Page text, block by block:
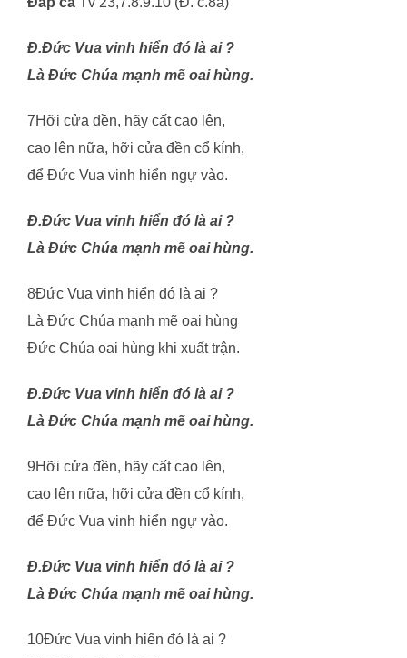
Đ.Đức Vua vinh hiển đó là ai ?
Là Đức Chúa mạnh mẽ oai hùng.
7Hỡi cửa đền, hãy cất cao lên,
cao lên nữa, hỡi cửa đền cổ kính,
để Đức Vua vinh hiển ngự vào.
Đ.Đức Vua vinh hiển đó là ai ?
Là Đức Chúa mạnh mẽ oai hùng.
8Đức Vua vinh hiển đó là ai ?
Là Đức Chúa mạnh mẽ oai hùng
Đức Chúa oai hùng khi xuất trận.
Đ.Đức Vua vinh hiển đó là ai ?
Là Đức Chúa mạnh mẽ oai hùng.
9Hỡi cửa đền, hãy cất cao lên,
cao lên nữa, hỡi cửa đền cổ kính,
để Đức Vua vinh hiển ngự vào.
Đ.Đức Vua vinh hiển đó là ai ?
Là Đức Chúa mạnh mẽ oai hùng.
10Đức Vua vinh hiển đó là ai ?